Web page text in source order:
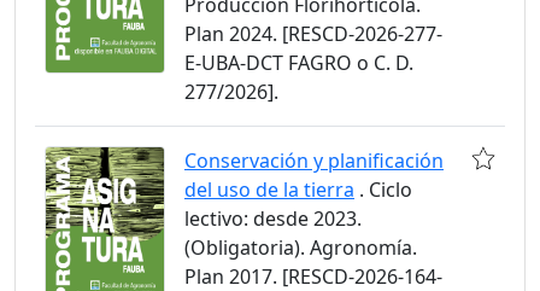
Plan 2024. [RESCD-2026-277-
E-UBA-DCT FAGRO o C. D.
277/2026].
Conservación y planificación
del uso de la tierra . Ciclo
lectivo: desde 2023.
(Obligatoria). Agronomía.
Plan 2017. [RESCD-2026-164-